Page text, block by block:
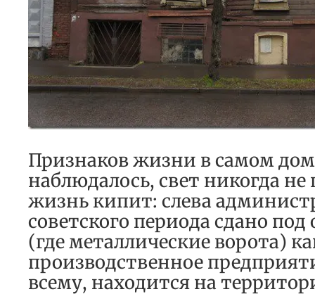
Признаков жизни в самом
наблюдалось, свет никогда не
жизнь кипит: слева
советского периода сдано
(где металлические ворота)
производственное
всему, находится на